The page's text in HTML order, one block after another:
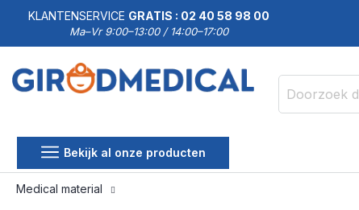
KLANTENSERVICE GRATIS : 02 40 58 98 00
Ma–Vr 9:00–13:00 / 14:00–17:00
Bekijk al onze producten
Medical material